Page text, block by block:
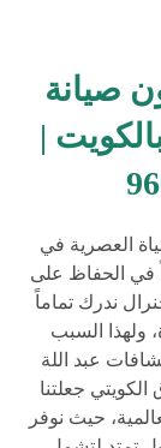
صيانة
|
العصرية في
في الحفاظ على
ندرك تماماً
ولهذا السبب
عبد اللة
جعلتنا
حيث نوفر